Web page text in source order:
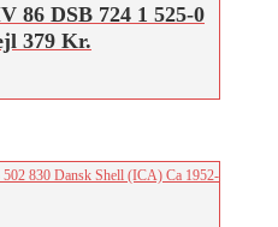
86 DSB 724 1 525-0
379 Kr.